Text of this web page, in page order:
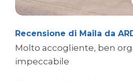
Recensione di Maila da
Molto accogliente, ben
impeccabile